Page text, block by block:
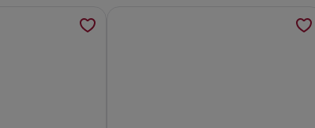
in einem neuen Tab geöffnet
zu Houseboot Red Pearl - Momente der Ruhe,
Weitere Informationen zu 1